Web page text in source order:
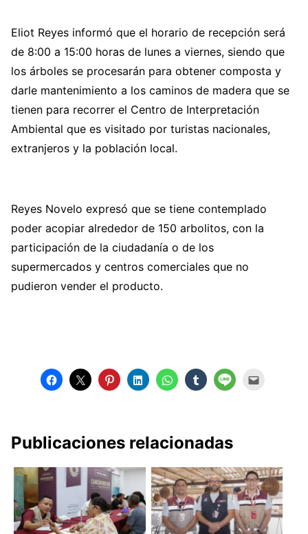
Eliot Reyes informó que el horario de recepción será
de 8:00 a 15:00 horas de lunes a viernes, siendo que
los árboles se procesarán para obtener composta y
darle mantenimiento a los caminos de madera que se
tienen para recorrer el Centro de Interpretación
Ambiental que es visitado por turistas nacionales,
extranjeros y la población local.
Reyes Novelo expresó que se tiene contemplado
poder acopiar alrededor de 150 arbolitos, con la
participación de la ciudadanía o de los
supermercados y centros comerciales que no
pudieron vender el producto.
Publicaciones relacionadas